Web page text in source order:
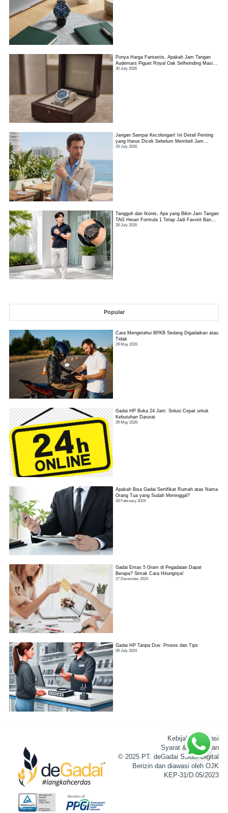
Punya Harga Fantastis, Apakah Jam Tangan
Audemars Piguet Royal Oak Selfwinding Masih
Worth It?
30 July 2026
Jangan Sampai Kecolongan! Ini Detail Penting
yang Harus Dicek Sebelum Membeli Jam
Tangan TAG Heuer Link
29 July 2026
Tangguh dan Ikonis, Apa yang Bikin Jam Tangan
TAG Heuer Formula 1 Tetap Jadi Favorit Banyak
Orang?
28 July 2026
Popular
Cara Mengetahui BPKB Sedang Digadaikan atau
Tidak
29 May 2026
Gadai HP Buka 24 Jam: Solusi Cepat untuk
Kebutuhan Darurat
29 May 2026
Apakah Bisa Gadai Sertifikat Rumah atas Nama
Orang Tua yang Sudah Meninggal?
28 February 2024
Gadai Emas 5 Gram di Pegadaian Dapat
Berapa? Simak Cara Hitungnya!
27 December 2024
Gadai HP Tanpa Dus: Proses dan Tips
09 July 2024
Kebijakan Privasi
Syarat & Ketentuan
© 2025 PT. deGadai Solusi Digital
Berizin dan diawasi oleh OJK
KEP-31/D.05/2023